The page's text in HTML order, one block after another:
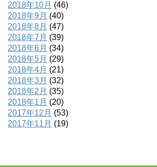
2018年10月 (46)
2018年9月 (40)
2018年8月 (47)
2018年7月 (39)
2018年6月 (34)
2018年5月 (29)
2018年4月 (21)
2018年3月 (32)
2018年2月 (35)
2018年1月 (20)
2017年12月 (53)
2017年11月 (19)